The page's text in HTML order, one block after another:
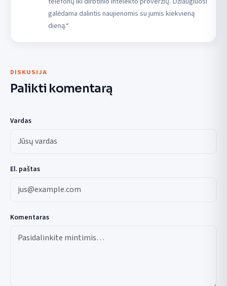
galėdama dalintis naujienomis su jumis kiekvieną
dieną.“
DISKUSIJA
Palikti komentarą
Vardas
El. paštas
Komentaras